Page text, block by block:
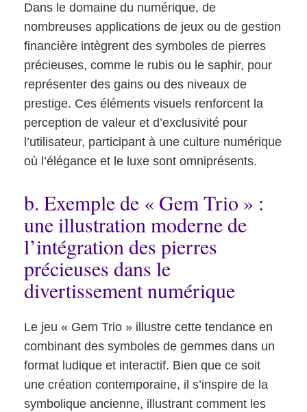
Dans le domaine du numérique, de
nombreuses applications de jeux ou de gestion
financière intègrent des symboles de pierres
précieuses, comme le rubis ou le saphir, pour
représenter des gains ou des niveaux de
prestige. Ces éléments visuels renforcent la
perception de valeur et d’exclusivité pour
l’utilisateur, participant à une culture numérique
où l’élégance et le luxe sont omniprésents.
b. Exemple de « Gem Trio » :
une illustration moderne de
l’intégration des pierres
précieuses dans le
divertissement numérique
Le jeu « Gem Trio » illustre cette tendance en
combinant des symboles de gemmes dans un
format ludique et interactif. Bien que ce soit
une création contemporaine, il s’inspire de la
symbolique ancienne, illustrant comment les